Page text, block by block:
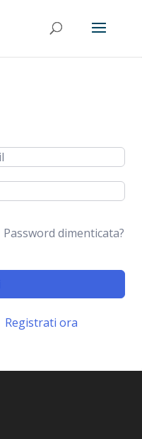
Password dimenticata?
Registrati ora